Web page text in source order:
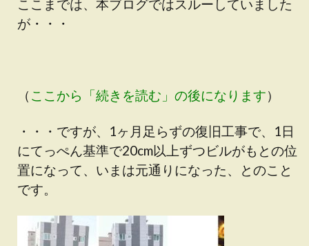
ここまでは、本ブログではスルーしていました
が・・・
（ ここから「続きを読む」の後になります）
・・・ですが、1ヶ月足らずの復旧工事で、1日
にてっぺん基準で20cm以上ずつビルがもとの位
置になって、いまは元通りになった、とのこと
です。